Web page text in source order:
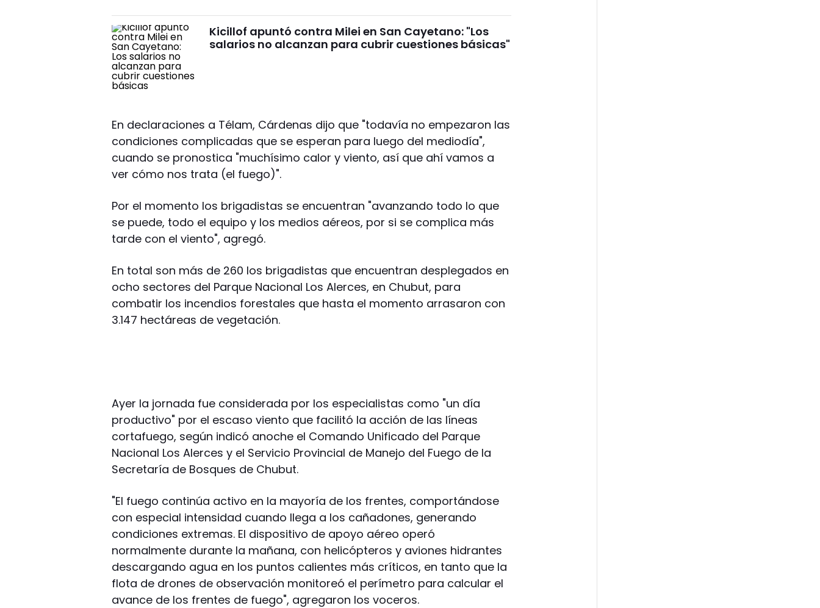
Kicillof apuntó contra Milei en San Cayetano: "Los
salarios no alcanzan para cubrir cuestiones básicas"
En declaraciones a Télam, Cárdenas dijo que "todavía no empezaron las
condiciones complicadas que se esperan para luego del mediodía",
cuando se pronostica "muchísimo calor y viento, así que ahí vamos a
ver cómo nos trata (el fuego)".
Por el momento los brigadistas se encuentran "avanzando todo lo que
se puede, todo el equipo y los medios aéreos, por si se complica más
tarde con el viento", agregó.
En total son más de 260 los brigadistas que encuentran desplegados en
ocho sectores del Parque Nacional Los Alerces, en Chubut, para
combatir los incendios forestales que hasta el momento arrasaron con
3.147 hectáreas de vegetación.
Ayer la jornada fue considerada por los especialistas como "un día
productivo" por el escaso viento que facilitó la acción de las líneas
cortafuego, según indicó anoche el Comando Unificado del Parque
Nacional Los Alerces y el Servicio Provincial de Manejo del Fuego de la
Secretaría de Bosques de Chubut.
"El fuego continúa activo en la mayoría de los frentes, comportándose
con especial intensidad cuando llega a los cañadones, generando
condiciones extremas. El dispositivo de apoyo aéreo operó
normalmente durante la mañana, con helicópteros y aviones hidrantes
descargando agua en los puntos calientes más críticos, en tanto que la
flota de drones de observación monitoreó el perímetro para calcular el
avance de los frentes de fuego", agregaron los voceros.